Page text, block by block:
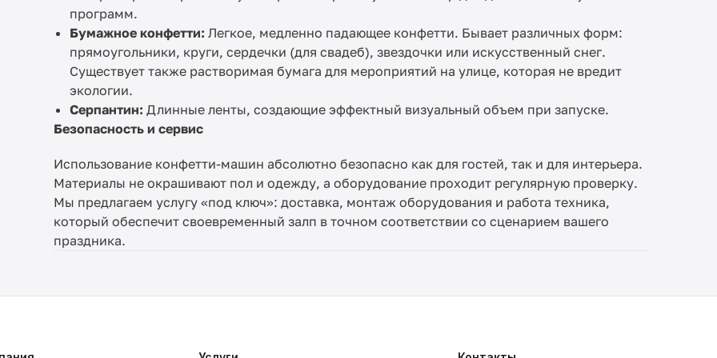
программ.
Бумажное конфетти: Легкое, медленно падающее конфетти. Бывает различных форм:
прямоугольники, круги, сердечки (для свадеб), звездочки или искусственный снег.
Существует также растворимая бумага для мероприятий на улице, которая не вредит
экологии.
Серпантин: Длинные ленты, создающие эффектный визуальный объем при запуске.
Безопасность и сервис
Использование конфетти-машин абсолютно безопасно как для гостей, так и для интерьера.
Материалы не окрашивают пол и одежду, а оборудование проходит регулярную проверку.
Мы предлагаем услугу «под ключ»: доставка, монтаж оборудования и работа техника,
который обеспечит своевременный залп в точном соответствии со сценарием вашего
праздника.